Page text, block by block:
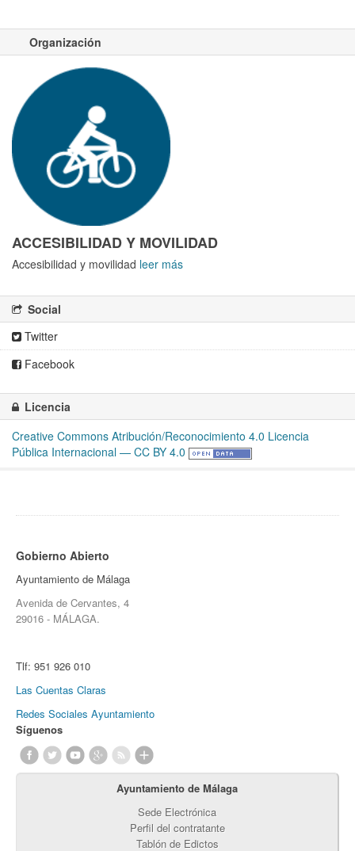
Organización
ACCESIBILIDAD Y MOVILIDAD
Accesibilidad y movilidad leer más
Social
Twitter
Facebook
Licencia
Creative Commons Atribución/Reconocimiento 4.0 Licencia
Pública Internacional — CC BY 4.0
Gobierno Abierto
Ayuntamiento de Málaga
Avenida de Cervantes, 4
29016 - MÁLAGA.
Tlf: 951 926 010
Las Cuentas Claras
Redes Sociales Ayuntamiento
Síguenos
Ayuntamiento de Málaga
Sede Electrónica
Perfil del contratante
Tablón de Edictos